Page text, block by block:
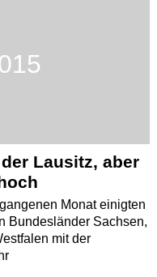
Lausitz, aber
Monat einigten
Bundesländer Sachsen,
mit der